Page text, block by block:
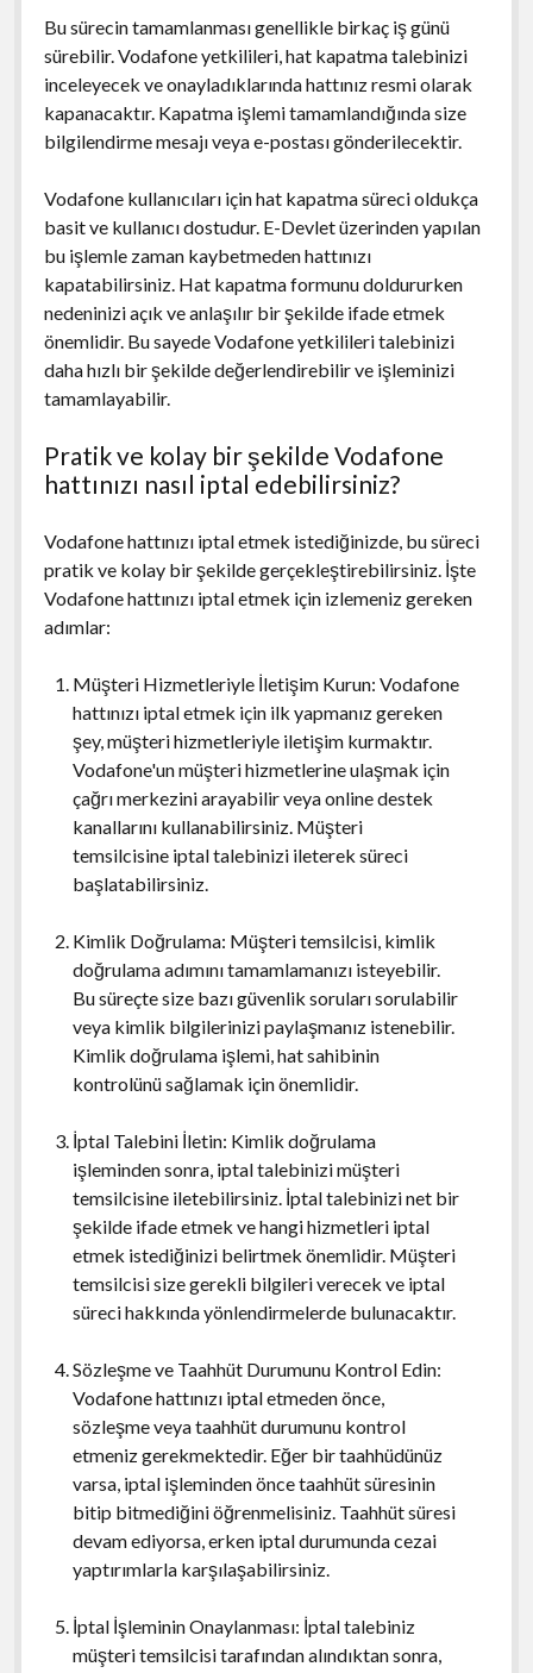
Bu sürecin tamamlanması genellikle birkaç iş günü
sürebilir. Vodafone yetkilileri, hat kapatma talebinizi
inceleyecek ve onayladıklarında hattınız resmi olarak
kapanacaktır. Kapatma işlemi tamamlandığında size
bilgilendirme mesajı veya e-postası gönderilecektir.
Vodafone kullanıcıları için hat kapatma süreci oldukça
basit ve kullanıcı dostudur. E-Devlet üzerinden yapılan
bu işlemle zaman kaybetmeden hattınızı
kapatabilirsiniz. Hat kapatma formunu doldururken
nedeninizi açık ve anlaşılır bir şekilde ifade etmek
önemlidir. Bu sayede Vodafone yetkilileri talebinizi
daha hızlı bir şekilde değerlendirebilir ve işleminizi
tamamlayabilir.
Pratik ve kolay bir şekilde Vodafone
hattınızı nasıl iptal edebilirsiniz?
Vodafone hattınızı iptal etmek istediğinizde, bu süreci
pratik ve kolay bir şekilde gerçekleştirebilirsiniz. İşte
Vodafone hattınızı iptal etmek için izlemeniz gereken
adımlar:
Müşteri Hizmetleriyle İletişim Kurun: Vodafone
hattınızı iptal etmek için ilk yapmanız gereken
şey, müşteri hizmetleriyle iletişim kurmaktır.
Vodafone'un müşteri hizmetlerine ulaşmak için
çağrı merkezini arayabilir veya online destek
kanallarını kullanabilirsiniz. Müşteri
temsilcisine iptal talebinizi ileterek süreci
başlatabilirsiniz.
Kimlik Doğrulama: Müşteri temsilcisi, kimlik
doğrulama adımını tamamlamanızı isteyebilir.
Bu süreçte size bazı güvenlik soruları sorulabilir
veya kimlik bilgilerinizi paylaşmanız istenebilir.
Kimlik doğrulama işlemi, hat sahibinin
kontrolünü sağlamak için önemlidir.
İptal Talebini İletin: Kimlik doğrulama
işleminden sonra, iptal talebinizi müşteri
temsilcisine iletebilirsiniz. İptal talebinizi net bir
şekilde ifade etmek ve hangi hizmetleri iptal
etmek istediğinizi belirtmek önemlidir. Müşteri
temsilcisi size gerekli bilgileri verecek ve iptal
süreci hakkında yönlendirmelerde bulunacaktır.
Sözleşme ve Taahhüt Durumunu Kontrol Edin:
Vodafone hattınızı iptal etmeden önce,
sözleşme veya taahhüt durumunu kontrol
etmeniz gerekmektedir. Eğer bir taahhüdünüz
varsa, iptal işleminden önce taahhüt süresinin
bitip bitmediğini öğrenmelisiniz. Taahhüt süresi
devam ediyorsa, erken iptal durumunda cezai
yaptırımlarla karşılaşabilirsiniz.
İptal İşleminin Onaylanması: İptal talebiniz
müşteri temsilcisi tarafından alındıktan sonra,